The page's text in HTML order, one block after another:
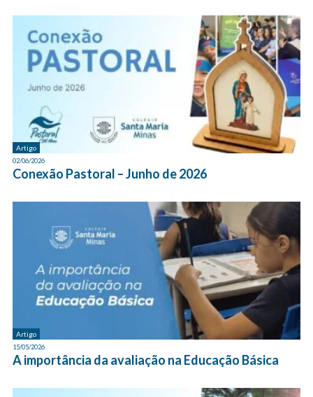
Artigo
02/06/2026
Conexão Pastoral – Junho de 2026
Artigo
15/05/2026
A importância da avaliação na Educação Básica